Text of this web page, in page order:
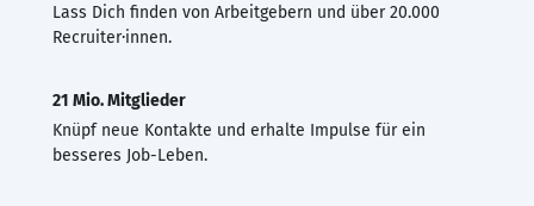
Lass Dich finden von Arbeitgebern und über 20.000
Recruiter·innen.
21 Mio. Mitglieder
Knüpf neue Kontakte und erhalte Impulse für ein
besseres Job-Leben.